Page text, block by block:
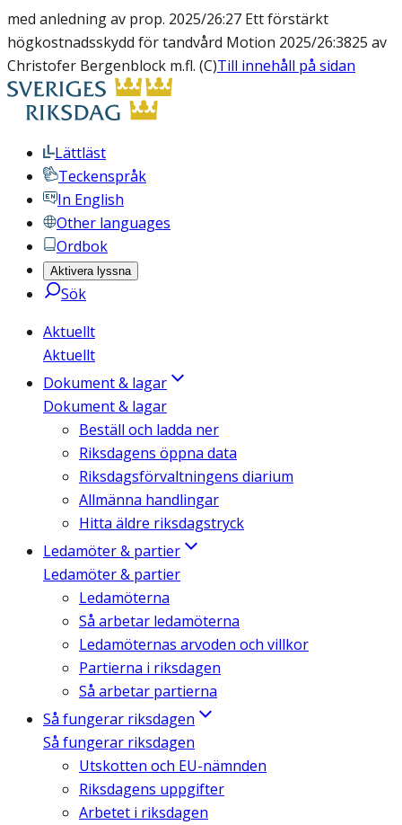
med anledning av prop. 2025/26:27 Ett förstärkt
högkostnadsskydd för tandvård Motion 2025/26:3825 av
Christofer Bergenblock m.fl. (C)Till innehåll på sidan
Lättläst
Teckenspråk
In English
Other languages
Ordbok
Aktivera lyssna
Sök
Aktuellt
Aktuellt
Dokument & lagar
Dokument & lagar
Beställ och ladda ner
Riksdagens öppna data
Riksdagsförvaltningens diarium
Allmänna handlingar
Hitta äldre riksdagstryck
Ledamöter & partier
Ledamöter & partier
Ledamöterna
Så arbetar ledamöterna
Ledamöternas arvoden och villkor
Partierna i riksdagen
Så arbetar partierna
Så fungerar riksdagen
Så fungerar riksdagen
Utskotten och EU-nämnden
Riksdagens uppgifter
Arbetet i riksdagen